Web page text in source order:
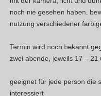
noch nie gesehen haben.
nutzung verschiedener
Termin wird noch bekannt
zwei abende, jeweils 17 – 21
geeignet für jede person die
interessiert